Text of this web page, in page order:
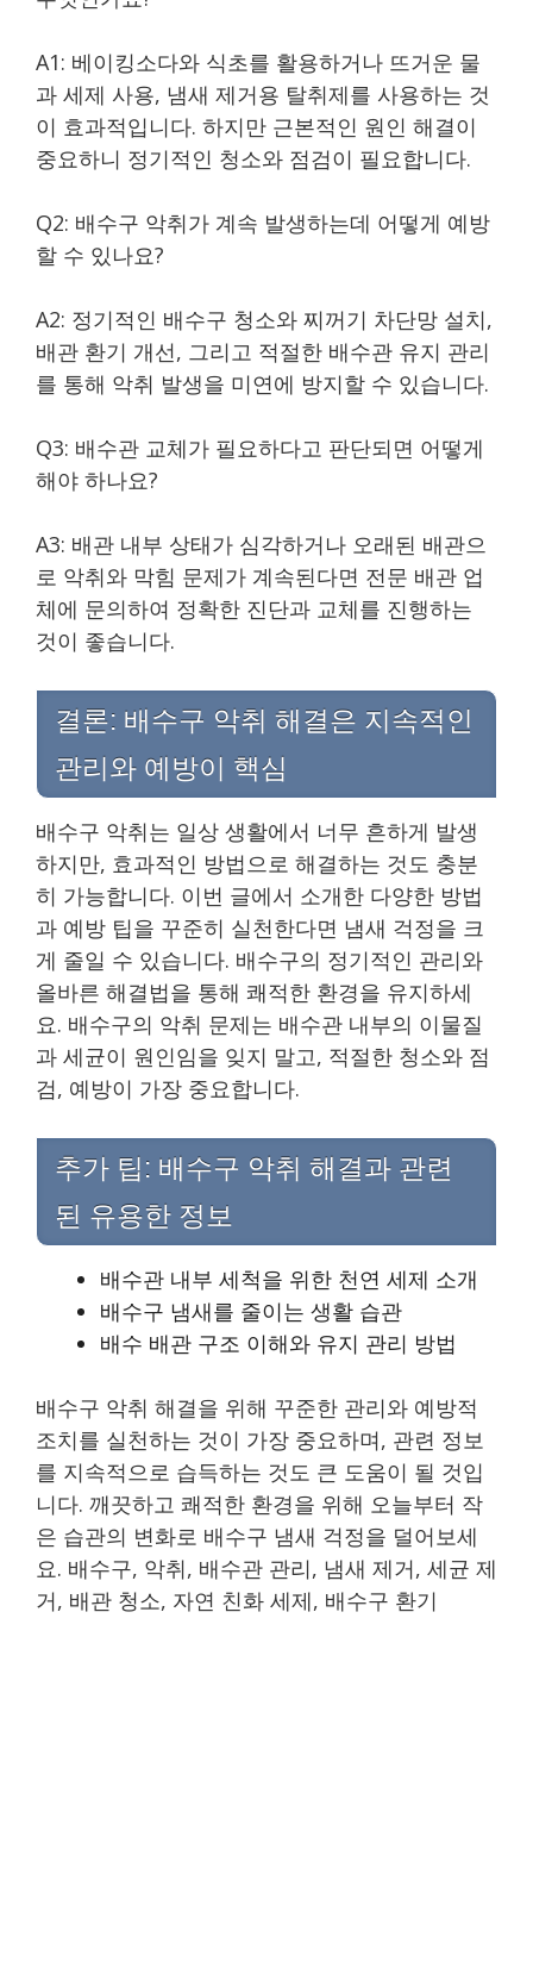
A1: 베이킹소다와 식초를 활용하거나 뜨거운 물
과 세제 사용, 냄새 제거용 탈취제를 사용하는 것
이 효과적입니다. 하지만 근본적인 원인 해결이
중요하니 정기적인 청소와 점검이 필요합니다.
Q2: 배수구 악취가 계속 발생하는데 어떻게 예방
할 수 있나요?
A2: 정기적인 배수구 청소와 찌꺼기 차단망 설치,
배관 환기 개선, 그리고 적절한 배수관 유지 관리
를 통해 악취 발생을 미연에 방지할 수 있습니다.
Q3: 배수관 교체가 필요하다고 판단되면 어떻게
해야 하나요?
A3: 배관 내부 상태가 심각하거나 오래된 배관으
로 악취와 막힘 문제가 계속된다면 전문 배관 업
체에 문의하여 정확한 진단과 교체를 진행하는
것이 좋습니다.
결론: 배수구 악취 해결은 지속적인
관리와 예방이 핵심
배수구 악취는 일상 생활에서 너무 흔하게 발생
하지만, 효과적인 방법으로 해결하는 것도 충분
히 가능합니다. 이번 글에서 소개한 다양한 방법
과 예방 팁을 꾸준히 실천한다면 냄새 걱정을 크
게 줄일 수 있습니다. 배수구의 정기적인 관리와
올바른 해결법을 통해 쾌적한 환경을 유지하세
요. 배수구의 악취 문제는 배수관 내부의 이물질
과 세균이 원인임을 잊지 말고, 적절한 청소와 점
검, 예방이 가장 중요합니다.
추가 팁: 배수구 악취 해결과 관련
된 유용한 정보
배수관 내부 세척을 위한 천연 세제 소개
배수구 냄새를 줄이는 생활 습관
배수 배관 구조 이해와 유지 관리 방법
배수구 악취 해결을 위해 꾸준한 관리와 예방적
조치를 실천하는 것이 가장 중요하며, 관련 정보
를 지속적으로 습득하는 것도 큰 도움이 될 것입
니다. 깨끗하고 쾌적한 환경을 위해 오늘부터 작
은 습관의 변화로 배수구 냄새 걱정을 덜어보세
요. 배수구, 악취, 배수관 관리, 냄새 제거, 세균 제
거, 배관 청소, 자연 친화 세제, 배수구 환기